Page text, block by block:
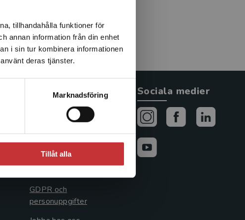
tillhandahålla funktioner för
annan information från din enhet
i sin tur kombinera informationen
deras tjänster.
Marknadsföring
Tillåt alla
en
Allmänna länkar
Avtal och rättigheter
Cookies
GDPR och
personuppgifter
Sociala medier